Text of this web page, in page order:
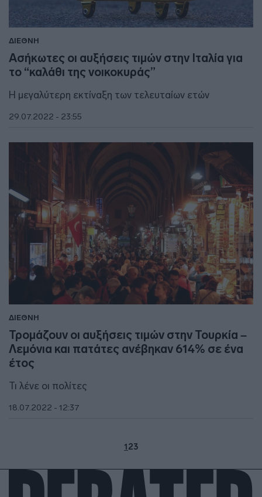
ΔΙΕΘΝΗ
Ασήκωτες οι αυξήσεις τιμών στην Ιταλία για
το “καλάθι της νοικοκυράς”
Η μεγαλύτερη εκτίναξη των τελευταίων ετών
29.07.2022 - 23:55
ΔΙΕΘΝΗ
Τρομάζουν οι αυξήσεις τιμών στην Τουρκία –
Λεμόνια και πατάτες ανέβηκαν 614% σε ένα
έτος
Τι λένε οι πολίτες
18.07.2022 - 12:37
123